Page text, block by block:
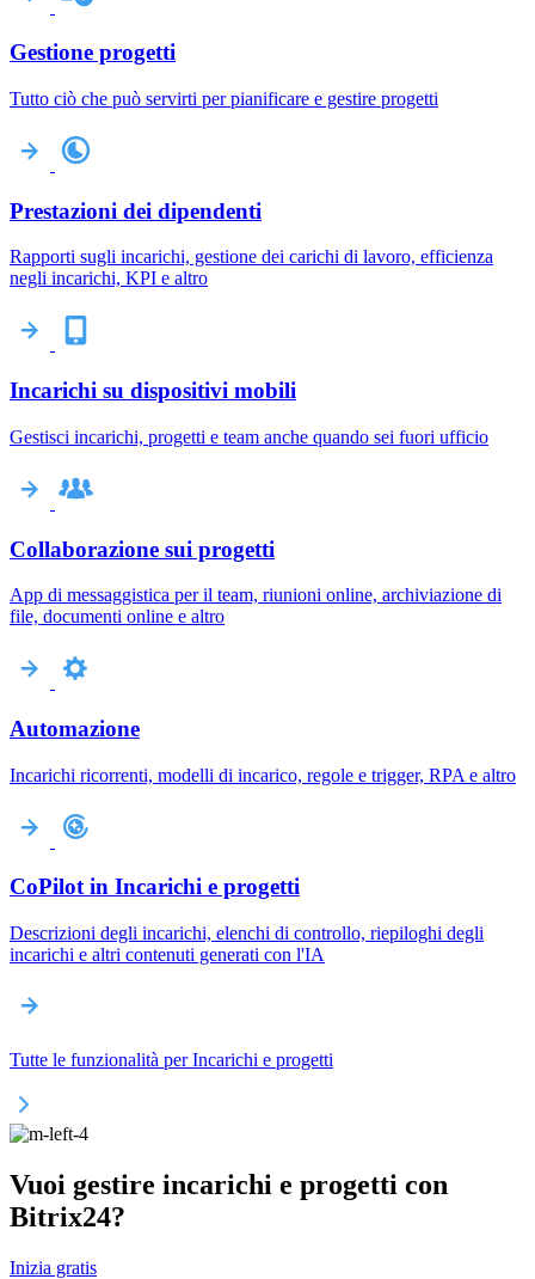
Gestione progetti
Tutto ciò che può servirti per pianificare e gestire progetti
Prestazioni dei dipendenti
Rapporti sugli incarichi, gestione dei carichi di lavoro, efficienza
negli incarichi, KPI e altro
Incarichi su dispositivi mobili
Gestisci incarichi, progetti e team anche quando sei fuori ufficio
Collaborazione sui progetti
App di messaggistica per il team, riunioni online, archiviazione di
file, documenti online e altro
Automazione
Incarichi ricorrenti, modelli di incarico, regole e trigger, RPA e altro
CoPilot in Incarichi e progetti
Descrizioni degli incarichi, elenchi di controllo, riepiloghi degli
incarichi e altri contenuti generati con l'IA
Tutte le funzionalità per Incarichi e progetti
Vuoi gestire incarichi e progetti con
Bitrix24?
Inizia gratis